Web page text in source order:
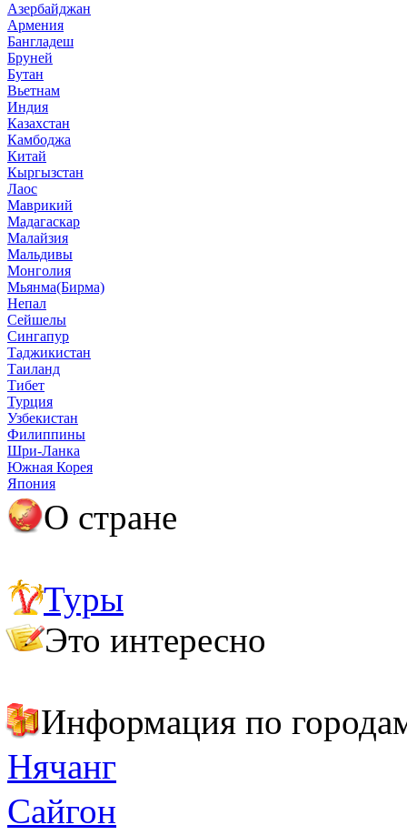
Азербайджан
Армения
Бангладеш
Бруней
Бутан
Вьетнам
Индия
Казахстан
Камбоджа
Китай
Кыргызстан
Лаос
Маврикий
Мадагаскар
Малайзия
Мальдивы
Монголия
Мьянма(Бирма)
Непал
Сейшелы
Сингапур
Таджикистан
Таиланд
Тибет
Турция
Узбекистан
Филиппины
Шри-Ланка
Южная Корея
Япония
О стране
Важно знать
Полезные адреса и телефоны
Туры
Это интересно
Информация по
Нячанг
Сайгон